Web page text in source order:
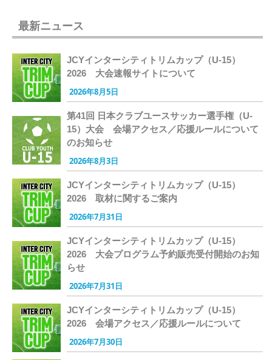
最新ニュース
JCYインターシティトリムカップ（U-15）
2026 大会速報サイトについて
2026年8月5日
第41回 日本クラブユースサッカー選手権（U-
15）大会 会場アクセス／応援ルールについて
のお知らせ
2026年8月3日
JCYインターシティトリムカップ（U-15）
2026 取材に関するご案内
2026年7月31日
JCYインターシティトリムカップ（U-15）
2026 大会プログラム予約販売受付開始のお知
らせ
2026年7月31日
JCYインターシティトリムカップ（U-15）
2026 会場アクセス／応援ルールについて
2026年7月30日